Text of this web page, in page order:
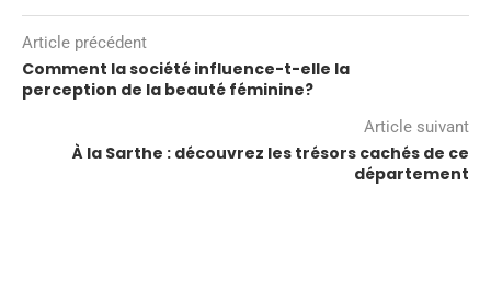
Article précédent
Comment la société influence-t-elle la
perception de la beauté féminine?
Article suivant
À la Sarthe : découvrez les trésors cachés de ce
département